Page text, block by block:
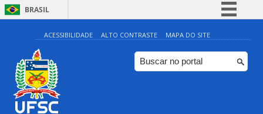
BRASIL
Simplifique!
Comunica BR
Participe
ACESSIBILIDADE ALTO CONTRASTE MAPA DO SITE